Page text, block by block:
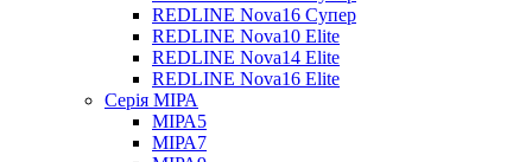
REDLINE Nova16 Супер
REDLINE Nova10 Elite
REDLINE Nova14 Elite
REDLINE Nova16 Elite
Серія МІРА
МІРА5
МІРА7